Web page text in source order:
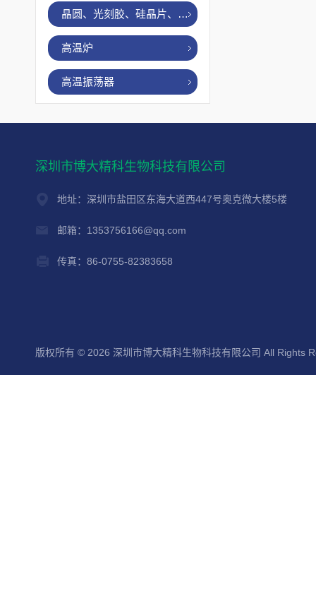
晶圆、光刻胶、硅晶片、烤胶机
高温炉
高温振荡器
深圳市博大精科生物科技有限公司
地址：深圳市盐田区东海大道西447号奥克微大楼5楼
邮箱：1353756166@qq.com
传真：86-0755-82383658
版权所有 © 2026 深圳市博大精科生物科技有限公司 All Rights